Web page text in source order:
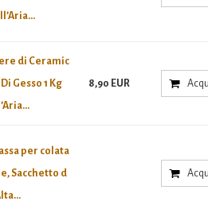
di Ceramic
Gesso 1 Kg
8,90 EUR
per colata
Sacchetto d